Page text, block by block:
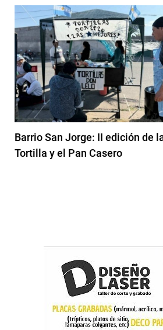
Barrio San Jorge: II edición de
Tortilla y el Pan Casero